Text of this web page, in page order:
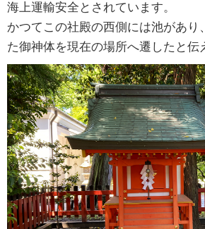
海上運輸安全とされています。
かつてこの社殿の西側には池があり
た御神体を現在の場所へ遷したと伝